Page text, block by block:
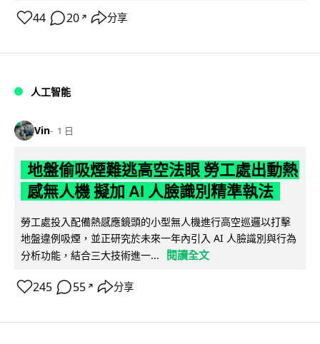
44 20 ↗ 分享
人工智能
Vin 1 日
地盤偷吸煙難逃高空法眼 勞工處出動熱
感無人機 擬加 AI 人臉識別精準執法
勞工處投入配備熱感應鏡頭的小型無人機進行高空巡邏以打擊
地盤違例吸煙，並正研究於未來一年內引入 AI 人臉識別與行為
分析功能，結合三大技術進一...
閱讀全文
245 55 ↗ 分享